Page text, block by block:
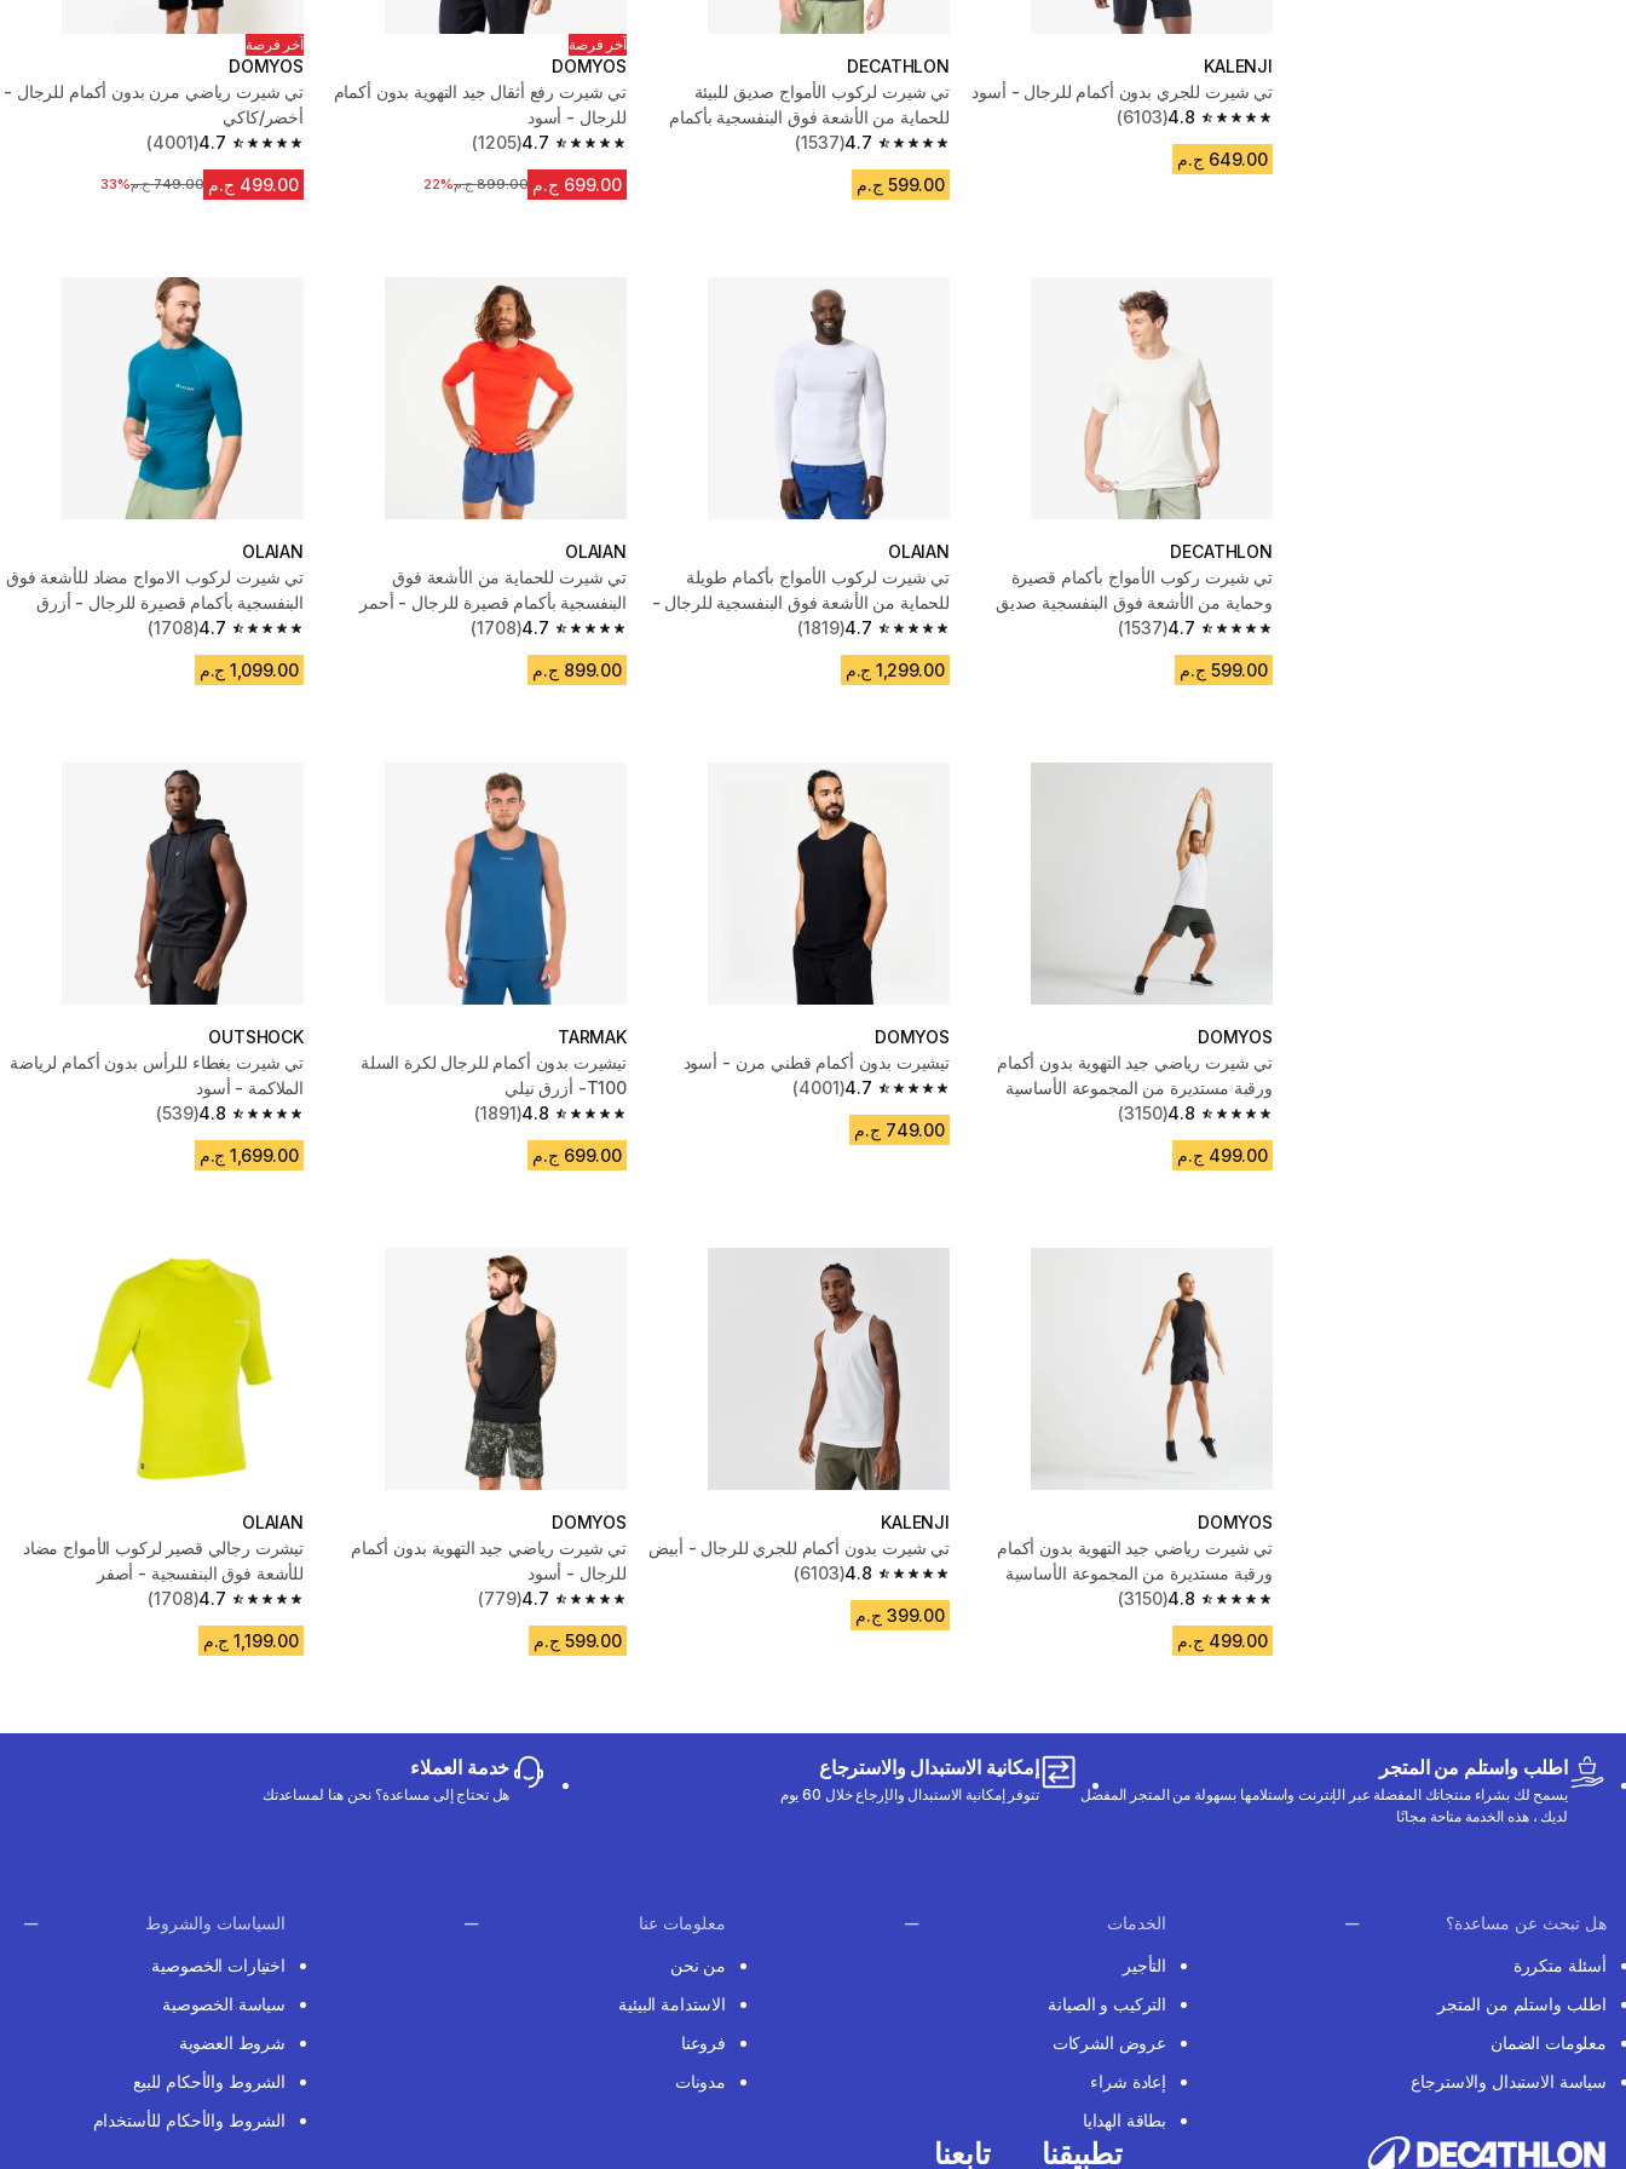
KALENJI
تي شيرت للجري بدون أكمام للرجال - أسود
4.8
4.8 out of 5 stars from 6103 reviews
(6103)
649.00 ج.م
DECATHLON
تي شيرت لركوب الأمواج صديق للبيئة
للحماية من الأشعة فوق البنفسجية بأكمام
قصيرة للرجال - أسود
4.7
4.7 out of 5 stars from 1537 reviews
(1537)
599.00 ج.م
آخر فرصة
DOMYOS
تي شيرت رفع أثقال جيد التهوية بدون أكمام
للرجال - أسود
4.7
4.7 out of 5 stars from 1205 reviews
(1205)
699.00 ج.م السعر قبل التخفيض
899.00 ج.م 22%
آخر فرصة
DOMYOS
تي شيرت رياضي مرن بدون أكمام للرجال -
أخضر/كاكي
4.7
4.7 out of 5 stars from 4001 reviews
(4001)
499.00 ج.م السعر قبل التخفيض
749.00 ج.م 33%
DECATHLON
تي شيرت ركوب الأمواج بأكمام قصيرة
وحماية من الأشعة فوق البنفسجية صديق
للبيئة للرجال - أبيض
4.7
4.7 out of 5 stars from 1537 reviews
(1537)
599.00 ج.م
OLAIAN
تي شيرت لركوب الأمواج بأكمام طويلة
للحماية من الأشعة فوق البنفسجية للرجال -
أبيض
4.7
4.7 out of 5 stars from 1819 reviews
(1819)
1,299.00 ج.م
OLAIAN
تي شيرت للحماية من الأشعة فوق
البنفسجية بأكمام قصيرة للرجال - أحمر
4.7
4.7 out of 5 stars from 1708 reviews
(1708)
899.00 ج.م
OLAIAN
تي شيرت لركوب الامواج مضاد للأشعة فوق
البنفسجية بأكمام قصيرة للرجال - أزرق
4.7
4.7 out of 5 stars from 1708 reviews
(1708)
1,099.00 ج.م
DOMYOS
تي شيرت رياضي جيد التهوية بدون أكمام
ورقبة مستديرة من المجموعة الأساسية
للرجال - FDE 100 أبيض
4.8
4.8 out of 5 stars from 3150 reviews
(3150)
499.00 ج.م
DOMYOS
تيشيرت بدون أكمام قطني مرن - أسود
4.7
4.7 out of 5 stars from 4001 reviews
(4001)
749.00 ج.م
TARMAK
تيشيرت بدون أكمام للرجال لكرة السلة
T100- أزرق نيلي
4.8
4.8 out of 5 stars from 1891 reviews
(1891)
699.00 ج.م
OUTSHOCK
تي شيرت بغطاء للرأس بدون أكمام لرياضة
الملاكمة - أسود
4.8
4.8 out of 5 stars from 539 reviews
(539)
1,699.00 ج.م
DOMYOS
تي شيرت رياضي جيد التهوية بدون أكمام
ورقبة مستديرة من المجموعة الأساسية
للرجال - FDE 100 أسود
4.8
4.8 out of 5 stars from 3150 reviews
(3150)
499.00 ج.م
KALENJI
تي شيرت بدون أكمام للجري للرجال - أبيض
4.8
4.8 out of 5 stars from 6103 reviews
(6103)
399.00 ج.م
DOMYOS
تي شيرت رياضي جيد التهوية بدون أكمام
للرجال - أسود
4.7
4.7 out of 5 stars from 779 reviews
(779)
599.00 ج.م
OLAIAN
تيشرت رجالي قصير لركوب الأمواج مضاد
للأشعة فوق البنفسجية - أصفر
4.7
4.7 out of 5 stars from 1708 reviews
(1708)
1,199.00 ج.م
اطلب واستلم من المتجر
يسمح لك بشراء منتجاتك المفضلة عبر الإنترنت واستلامها بسهولة من المتجر المفضل
لديك ، هذه الخدمة متاحة مجانًا
إمكانية الاستبدال والاسترجاع
تتوفر إمكانية الاستبدال والإرجاع خلال 60 يوم
خدمة العملاء
هل تحتاج إلى مساعدة؟ نحن هنا لمساعدتك
هل تبحث عن مساعدة؟
أسئلة متكررة
اطلب واستلم من المتجر
معلومات الضمان
سياسة الاستبدال والاسترجاع
الخدمات
التأجير
التركيب و الصيانة
عروض الشركات
إعادة شراء
بطاقة الهدايا
معلومات عنا
من نحن
الاستدامة البيئية
فروعنا
مدونات
السياسات والشروط
اختيارات الخصوصية
سياسة الخصوصية
شروط العضوية
الشروط والأحكام للبيع
الشروط والأحكام للأستخدام
تطبيقنا تابعنا